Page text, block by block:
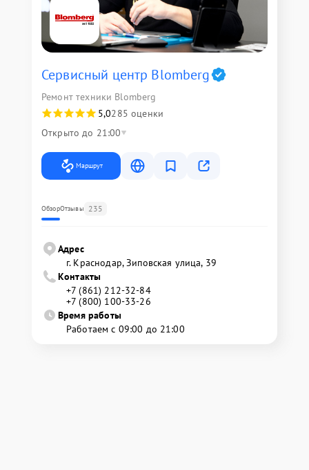
Сервисный центр Blomberg
Ремонт техники Blomberg
5,0285 оценки
Открыто до 21:00
Маршрут
ОбзорОтзывы 235
Адрес
г. Краснодар, Зиповская улица, 39
Контакты
+7 (861) 212-32-84
+7 (800) 100-33-26
Время работы
Работаем с 09:00 до 21:00